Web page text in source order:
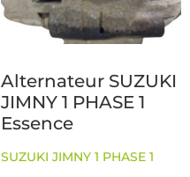
Alternateur SUZUKI
JIMNY 1 PHASE 1
Essence
SUZUKI JIMNY 1 PHASE 1